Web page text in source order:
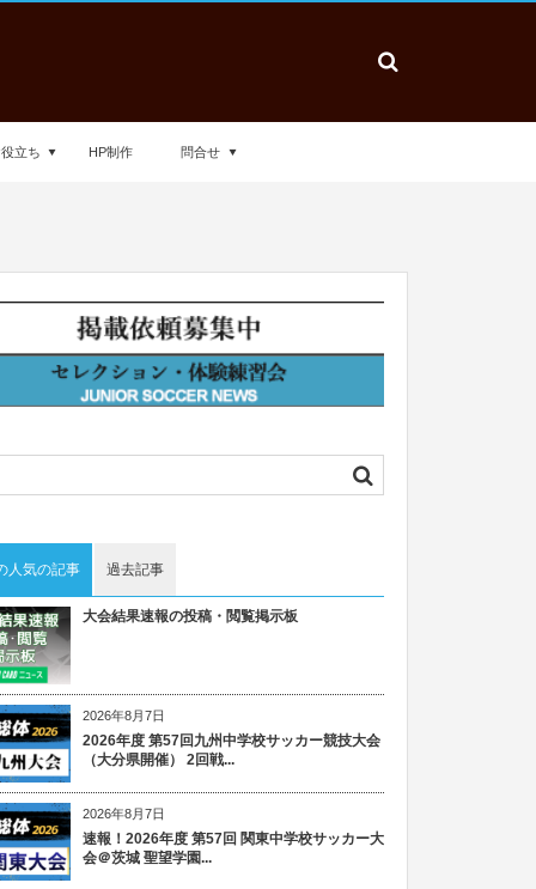
立ち HP制作 問合せ
人気の記事 過去記事
大会結果速報の投稿・閲覧掲示板
2026年8月7日
2026年度 第57回九州中学校サッカー競技大会
（大分県開催） 2回戦...
2026年8月7日
速報！2026年度 第57回 関東中学校サッカー大
会＠茨城 聖望学園...